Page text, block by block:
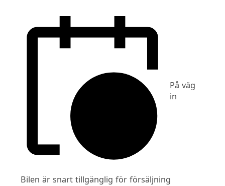
På väg
in
Bilen är snart tillgänglig för försäljning